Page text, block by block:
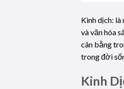
Kinh dịch:
và văn hóa
cân bằng
trong đời
Kinh